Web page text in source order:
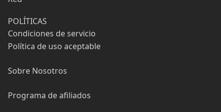
POLÍTICAS
Condiciones de servicio
Política de uso aceptable
Sobre Nosotros
Programa de afiliados